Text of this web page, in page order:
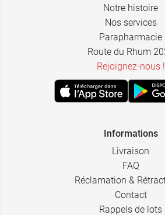
Notre histoire
Nos services
Parapharmacie
Route du Rhum
Rejoignez-nous !
Informations
Livraison
FAQ
Réclamation &
Contact
Rappels de lots